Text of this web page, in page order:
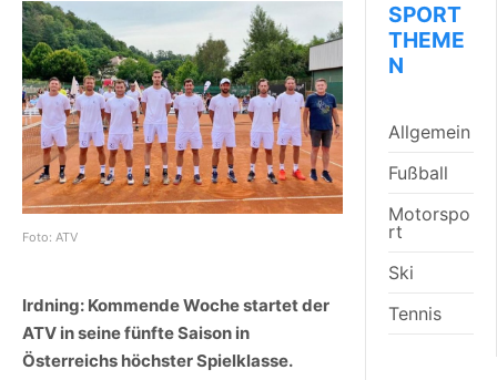
Foto: ATV
Irdning: Kommende Woche startet der
ATV in seine fünfte Saison in
Österreichs höchster Spielklasse.
SPORT
THEME
N
Allgemein
Fußball
Motorspo
rt
Ski
Tennis